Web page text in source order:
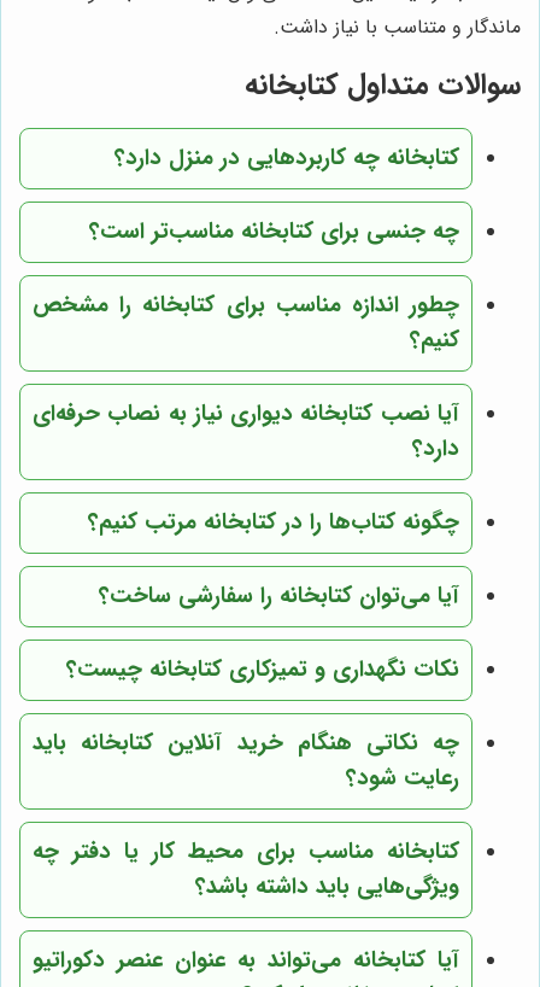
ماندگار و متناسب با نیاز داشت.
سوالات متداول کتابخانه
کتابخانه چه کاربردهایی در منزل دارد؟
چه جنسی برای کتابخانه مناسب‌تر است؟
چطور اندازه مناسب برای کتابخانه را مشخص
کنیم؟
آیا نصب کتابخانه دیواری نیاز به نصاب حرفه‌ای
دارد؟
چگونه کتاب‌ها را در کتابخانه مرتب کنیم؟
آیا می‌توان کتابخانه را سفارشی ساخت؟
نکات نگهداری و تمیزکاری کتابخانه چیست؟
چه نکاتی هنگام خرید آنلاین کتابخانه باید
رعایت شود؟
کتابخانه مناسب برای محیط کار یا دفتر چه
ویژگی‌هایی باید داشته باشد؟
آیا کتابخانه می‌تواند به عنوان عنصر دکوراتیو